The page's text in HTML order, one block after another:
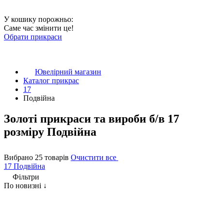
У кошику порожньо:
Саме час змінити це!
Обрати прикраси
Ювелірний магазин
Каталог прикрас
17
Подвійна
Золоті прикраси та вироби б/в 17
розміру Подвійна
Вибрано 25 товарів Очистити все
17 Подвійна
Фільтри
По новизні ↓